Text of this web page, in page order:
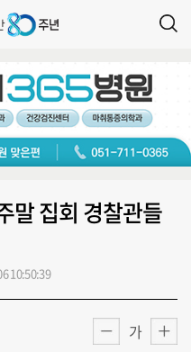
말 집회 경찰관들
10:50:39
가